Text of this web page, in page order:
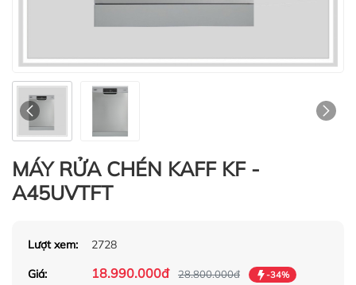
MÁY RỬA CHÉN KAFF KF -
A45UVTFT
Lượt xem: 2728
Giá: 18.990.000đ 28.800.000đ -34%